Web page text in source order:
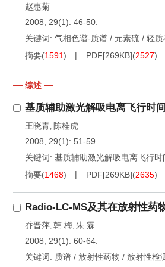
赵惠菊
2008, 29(1): 46-50.
关键词: 气相色谱-质谱 / 元素硫 / 轻质
摘要(1591) PDF[269KB](2527)
综述
基质辅助激光解吸电离飞行时
王晓青, 陈栓虎
2008, 29(1): 51-59.
关键词: 基质辅助激光解吸电离飞行时
摘要(1468) PDF[269KB](2635)
Radio-LC-MS及其在放射性药
乔晋萍, 韩 梅, 朱 霖
2008, 29(1): 60-64.
关键词: 质谱 / 放射性药物 / 放射性检